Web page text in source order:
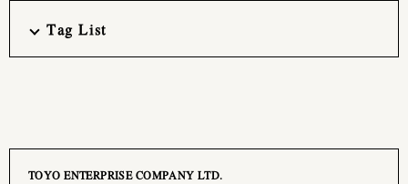
Tag List
TOYO ENTERPRISE COMPANY LTD.